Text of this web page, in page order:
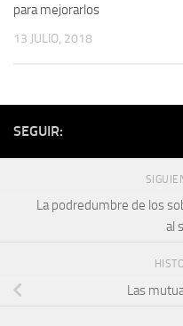
para mejorarlos
13 JULIO, 2018
SEGUIR:
La podredumbre de los
al
Las